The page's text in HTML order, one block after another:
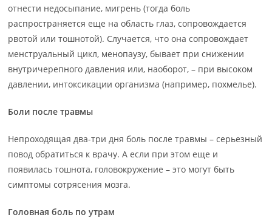
отнести недосыпание, мигрень (тогда боль
распространяется еще на область глаз, сопровождается
рвотой или тошнотой). Случается, что она сопровождает
менструальный цикл, менопаузу, бывает при снижении
внутричерепного давления или, наоборот, – при высоком
давлении, интоксикации организма (например, похмелье).
Боли после травмы
Непроходящая два-три дня боль после травмы – серьезный
повод обратиться к врачу. А если при этом еще и
появилась тошнота, головокружение – это могут быть
симптомы сотрясения мозга.
Головная боль по утрам